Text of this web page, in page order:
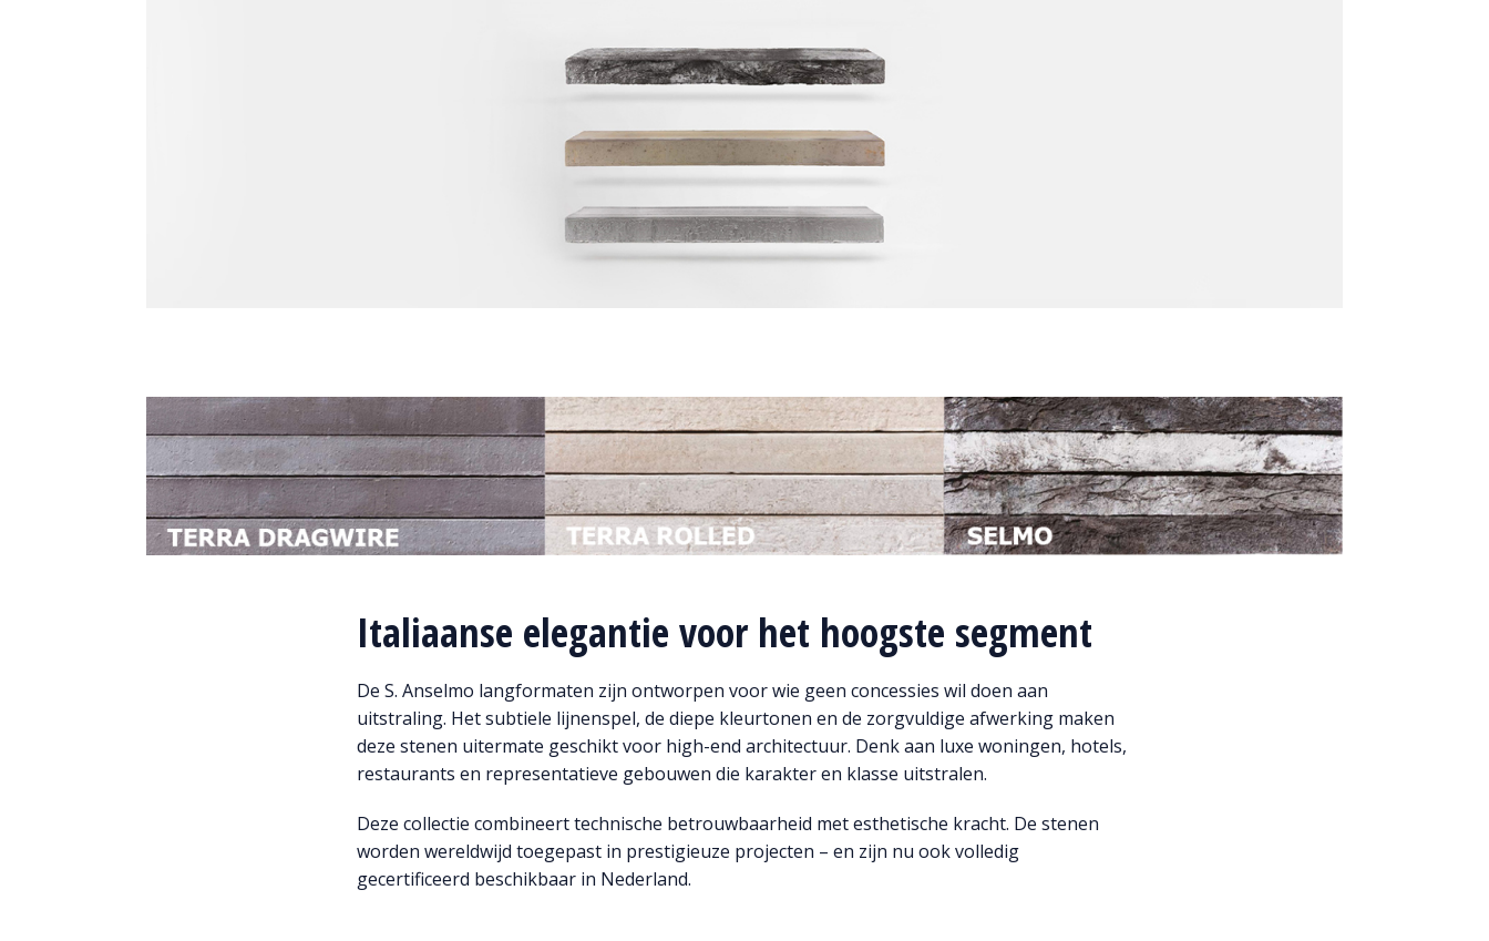
Italiaanse elegantie voor het hoogste segment
De S. Anselmo langformaten zijn ontworpen voor wie geen concessies wil doen aan
uitstraling. Het subtiele lijnenspel, de diepe kleurtonen en de zorgvuldige afwerking maken
deze stenen uitermate geschikt voor high-end architectuur. Denk aan luxe woningen, hotels,
restaurants en representatieve gebouwen die karakter en klasse uitstralen.
Deze collectie combineert technische betrouwbaarheid met esthetische kracht. De stenen
worden wereldwijd toegepast in prestigieuze projecten – en zijn nu ook volledig
gecertificeerd beschikbaar in Nederland.